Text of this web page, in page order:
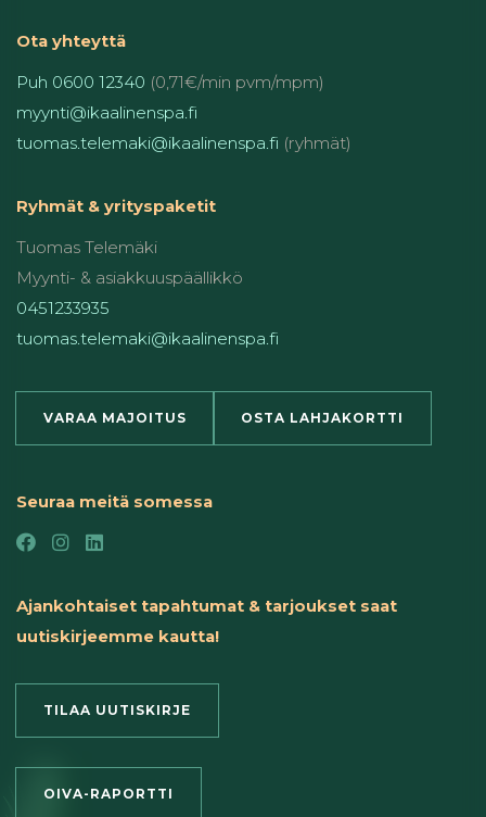
Ota yhteyttä
Puh 0600 12340 (0,71€/min pvm/mpm)
myynti@ikaalinenspa.fi
tuomas.telemaki@ikaalinenspa.fi (ryhmät)
Ryhmät & yrityspaketit
Tuomas Telemäki
Myynti- & asiakkuuspäällikkö
0451233935
tuomas.telemaki@ikaalinenspa.fi
VARAA MAJOITUS OSTA LAHJAKORTTI
Seuraa meitä somessa
Ajankohtaiset tapahtumat & tarjoukset saat
uutiskirjeemme kautta!
TILAA UUTISKIRJE
OIVA-RAPORTTI